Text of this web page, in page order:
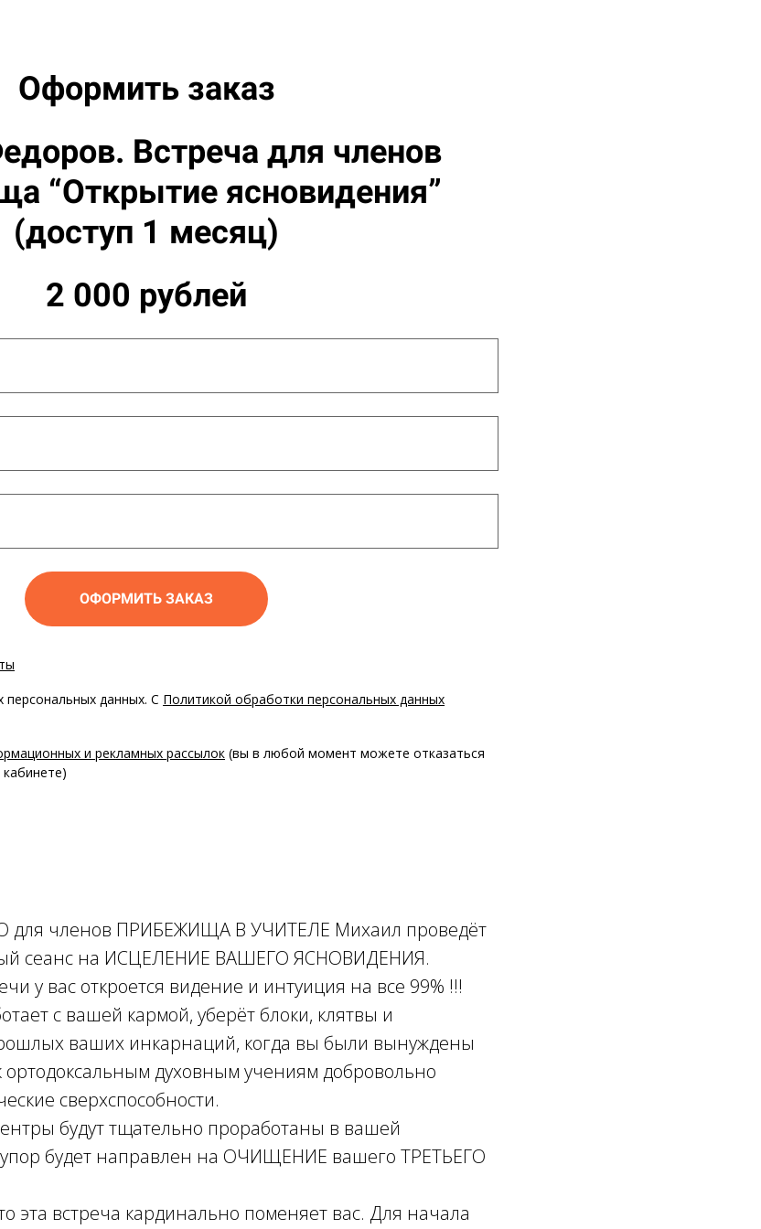
Оформить заказ
Встреча для членов
“Открытие ясновидения”
(доступ 1 месяц)
2 000 рублей
ОФОРМИТЬ ЗАКАЗ
персональных данных. С Политикой обработки персональных данных
и рекламных рассылок (вы в любой момент можете отказаться
для членов ПРИБЕЖИЩА В УЧИТЕЛЕ Михаил проведёт
сеанс на ИСЦЕЛЕНИЕ ВАШЕГО ЯСНОВИДЕНИЯ.
у вас откроется видение и интуиция на все 99% !!!
с вашей кармой, уберёт блоки, клятвы и
ваших инкарнаций, когда вы были вынуждены
ортодоксальным духовным учениям добровольно
сверхспособности.
будут тщательно проработаны в вашей
упор будет направлен на ОЧИЩЕНИЕ вашего ТРЕТЬЕГО
эта встреча кардинально поменяет вас. Для начала